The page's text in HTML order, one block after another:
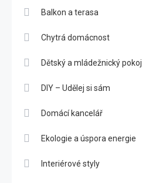
Balkon a terasa
Chytrá domácnost
Dětský a mládežnický pokoj
DIY – Udělej si sám
Domácí kancelář
Ekologie a úspora energie
Interiérové styly